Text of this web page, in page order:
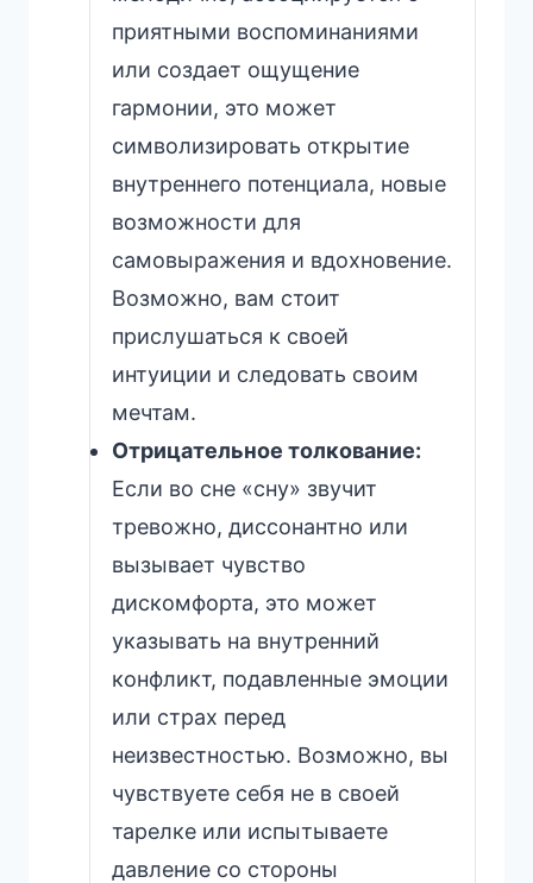
приятными воспоминаниями
или создает ощущение
гармонии, это может
символизировать открытие
внутреннего потенциала, новые
возможности для
самовыражения и вдохновение.
Возможно, вам стоит
прислушаться к своей
интуиции и следовать своим
мечтам.
Отрицательное толкование:
Если во сне «сну» звучит
тревожно, диссонантно или
вызывает чувство
дискомфорта, это может
указывать на внутренний
конфликт, подавленные эмоции
или страх перед
неизвестностью. Возможно, вы
чувствуете себя не в своей
тарелке или испытываете
давление со стороны